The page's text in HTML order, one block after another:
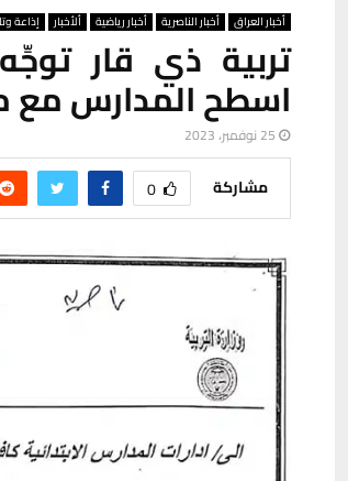
أخبار العراق أخبار الناصرية أخبار رياضية ألأخبار إذاعة
تربية ذي قار
اسطح المدارس مع
25 نوفمبر، 2023
مشاركة 0